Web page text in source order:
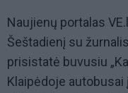
Naujienų portalas
Šeštadienį su
prisistatė buvusiu
Klaipėdoje autobusai